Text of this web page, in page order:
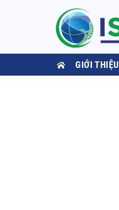
GIỚI THIỆU